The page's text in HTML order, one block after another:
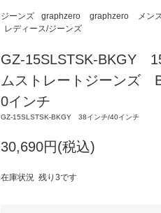
ジーンズ graphzero graphzero メン
レディース/ジーンズ
GZ-15SLSTSK-BKGY
ムストレートジーンズ
0インチ
GZ-15SLSTSK-BKGY 38インチ/40インチ
30,690円(税込)
在庫状況 残り3です